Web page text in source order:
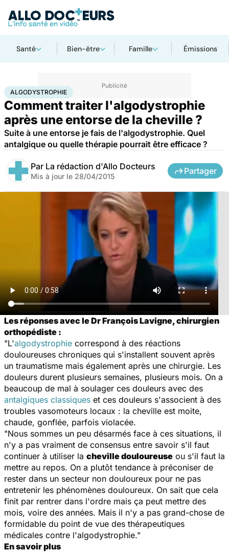
Santé Bien-être Famille Émissions
AccueilSantéAlgodystrophie
ALGODYSTROPHIE
Comment traiter l'algodystrophie
après une entorse de la cheville ?
Suite à une entorse je fais de l'algodystrophie. Quel
antalgique ou quelle thérapie pourrait être efficace ?
Par La rédaction d'Allo Docteurs
Mis à jour le 28/04/2015
Partager
Les réponses avec le Dr François Lavigne, chirurgien
orthopédiste :
"L'algodystrophie correspond à des réactions
douloureuses chroniques qui s'installent souvent après
un traumatisme mais également après une chirurgie. Les
douleurs durent plusieurs semaines, plusieurs mois. On a
beaucoup de mal à soulager ces douleurs avec des
antalgiques classiques et ces douleurs s'associent à des
troubles vasomoteurs locaux : la cheville est moite,
chaude, gonflée, parfois violacée.
"Nous sommes un peu désarmés face à ces situations, il
n'y a pas vraiment de consensus entre savoir s'il faut
continuer à utiliser la cheville douloureuse ou s'il faut la
mettre au repos. On a plutôt tendance à préconiser de
rester dans un secteur non douloureux pour ne pas
entretenir les phénomènes douloureux. On sait que cela
finit par rentrer dans l'ordre mais ça peut mettre des
mois, voire des années. Mais il n'y a pas grand-chose de
formidable du point de vue des thérapeutiques
médicales contre l'algodystrophie."
En savoir plus